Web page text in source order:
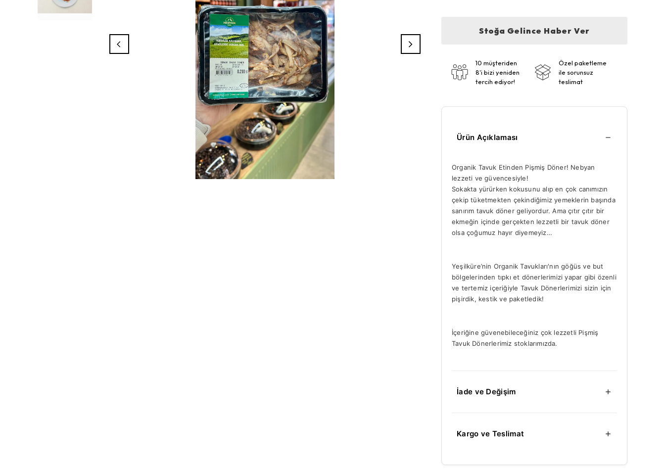
Stoğa Gelince Haber Ver
10 müşteriden
8'i bizi yeniden
tercih ediyor!
Özel paketleme
ile sorunsuz
teslimat
Ürün Açıklaması
Organik Tavuk Etinden Pişmiş Döner! Nebyan
lezzeti ve güvencesiyle!
Sokakta yürürken kokusunu alıp en çok canımızın
çekip tüketmekten çekindiğimiz yemeklerin başında
sanırım tavuk döner geliyordur. Ama çıtır çıtır bir
ekmeğin içinde gerçekten lezzetli bir tavuk döner
olsa çoğumuz hayır diyemeyiz…
Yeşilküre’nin Organik Tavukları'nın göğüs ve but
bölgelerinden tıpkı et dönerlerimizi yapar gibi özenli
ve tertemiz içeriğiyle Tavuk Dönerlerimizi sizin için
pişirdik, kestik ve paketledik!
İçeriğine güvenebileceğiniz çok lezzetli Pişmiş
Tavuk Dönerlerimiz stoklarımızda.
İade ve Değişim
Kargo ve Teslimat